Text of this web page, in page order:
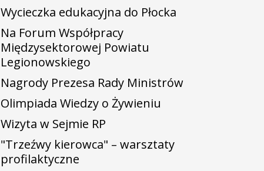
Wycieczka edukacyjna do Płocka
Na Forum Współpracy
Międzysektorowej Powiatu
Legionowskiego
Nagrody Prezesa Rady Ministrów
Olimpiada Wiedzy o Żywieniu
Wizyta w Sejmie RP
"Trzeźwy kierowca" – warsztaty
profilaktyczne